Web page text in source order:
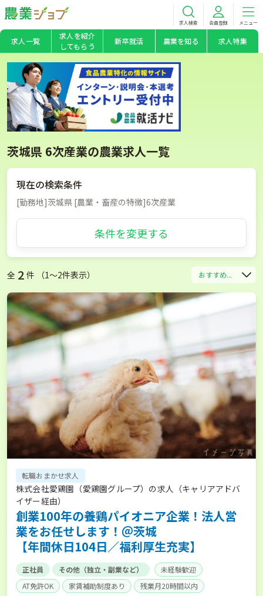
求人検索 会員登録 メニュー
求人一覧
求人を紹介
してもらう
新卒就活 農業を知る 求人特集
茨城県 6次産業の農業求人一覧
現在の検索条件
[勤務地]茨城県 [農業・畜産の特徴]6次産業
条件を変更する
全 2 件 （1〜2件表示） おすすめ...
転職おまかせ求人
株式会社愛鶏園（愛鶏園グループ）の求人（キャリアアドバ
イザー経由）
創業100年の養鶏パイオニア企業！法人営
業をお任せします！＠茨城
【年間休日104日／福利厚生充実】
正社員 その他（独立・副業など）
未経験歓迎
AT免許OK
家賃補助制度あり
残業月20時間以内